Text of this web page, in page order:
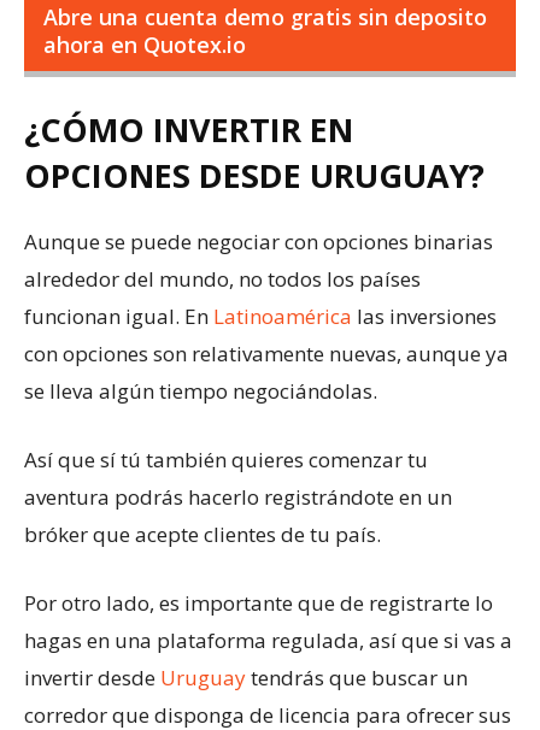
Abre una cuenta demo gratis sin deposito
ahora en Quotex.io
¿CÓMO INVERTIR EN
OPCIONES DESDE URUGUAY?
Aunque se puede negociar con opciones binarias
alrededor del mundo, no todos los países
funcionan igual. En Latinoamérica las inversiones
con opciones son relativamente nuevas, aunque ya
se lleva algún tiempo negociándolas.
Así que sí tú también quieres comenzar tu
aventura podrás hacerlo registrándote en un
bróker que acepte clientes de tu país.
Por otro lado, es importante que de registrarte lo
hagas en una plataforma regulada, así que si vas a
invertir desde Uruguaytendrás que buscar un
corredor que disponga de licencia para ofrecer sus